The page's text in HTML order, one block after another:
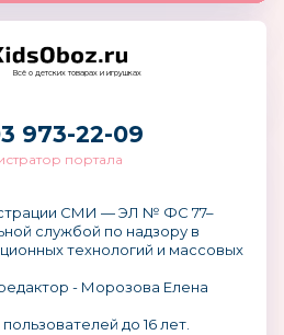
Всё о детских товарах и игрушках
973-22-09
портала
СМИ — ЭЛ № ФС 77–
службой по надзору в
технологий и массовых
- Морозова Елена
до 16 лет.